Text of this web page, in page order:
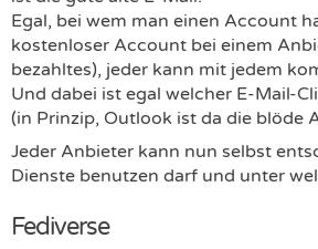
Egal, bei wem man einen Account
kostenloser Account bei einem
bezahltes), jeder kann mit jedem
Und dabei ist egal welcher E-Mail-
(in Prinzip, Outlook ist da die blöde
Jeder Anbieter kann nun selbst
Dienste benutzen darf und unter
Fediverse